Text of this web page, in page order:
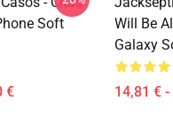
Soft
€
Will Be
Galaxy
14,81 €